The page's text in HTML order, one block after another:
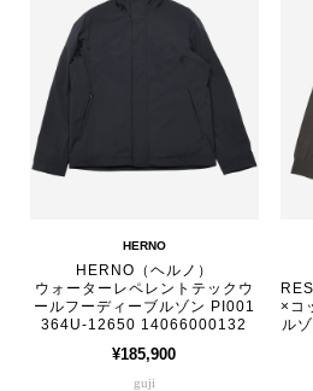
HERNO
HERNO（ヘルノ）
ウォーターレペレントテックウ
ールフーディーブルゾン PI001
364U-12650 14066000132
¥185,900
guji
×コ
ル